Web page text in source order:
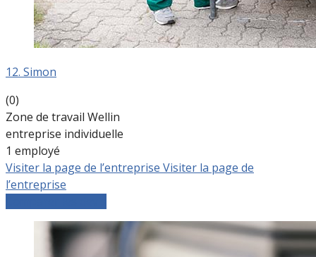
12. Simon
(0)
Zone de travail Wellin
entreprise individuelle
1 employé
Visiter la page de l’entreprise Visiter la page de
l’entreprise